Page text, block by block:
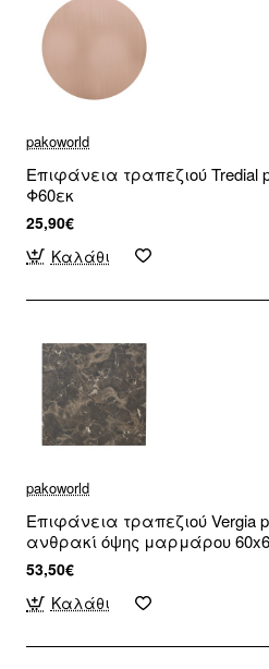
pakoworld
Επιφάνεια τραπεζιού Tredial
Φ60εκ
25,90€
Καλάθι
pakoworld
Επιφάνεια τραπεζιού Vergia
ανθρακί όψης μαρμάρου
53,50€
Καλάθι